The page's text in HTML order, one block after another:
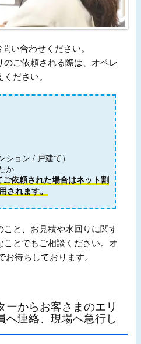
い合わせください。
ご依頼される際は、オペレ
ださい。
ョン / 戸建て）
か
依頼された場合はネット割
されます。
と、お見積や水回りに関す
とでもご相談ください。オ
待ちしております。
ーからお客さまのエリ
へ連絡、現場へ急行し